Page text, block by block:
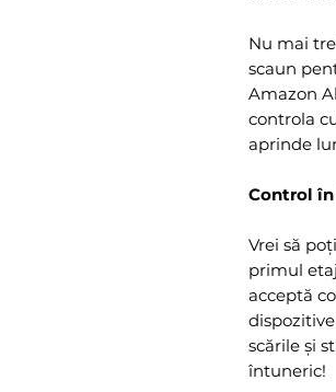
Nu mai
scaun
Amazon
controla
aprinde
Control în
Vrei să
primul
acceptă
scările și
întuneric!